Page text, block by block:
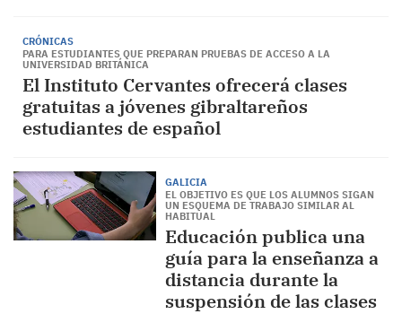
CRÓNICAS
PARA ESTUDIANTES QUE PREPARAN PRUEBAS DE ACCESO A LA
UNIVERSIDAD BRITÁNICA
El Instituto Cervantes ofrecerá clases
gratuitas a jóvenes gibraltareños
estudiantes de español
GALICIA
EL OBJETIVO ES QUE LOS ALUMNOS SIGAN
UN ESQUEMA DE TRABAJO SIMILAR AL
HABITUAL
Educación publica una
guía para la enseñanza a
distancia durante la
suspensión de las clases